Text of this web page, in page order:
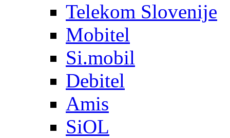
Telekom Slovenije
Mobitel
Si.mobil
Debitel
Amis
SiOL